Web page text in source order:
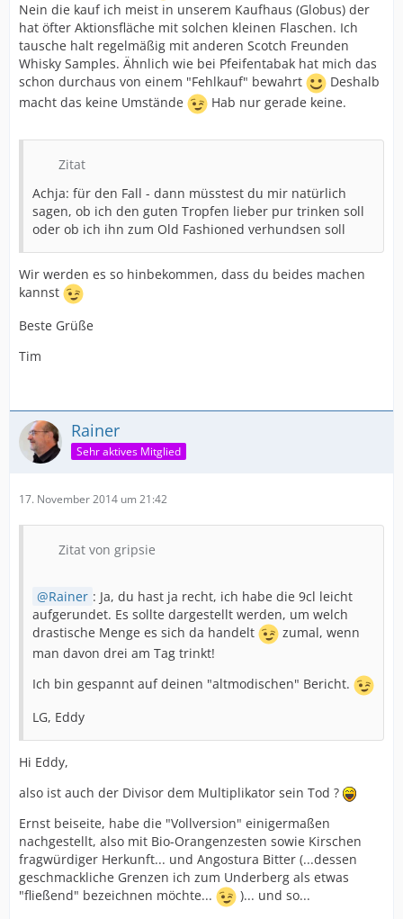
Nein die kauf ich meist in unserem Kaufhaus (Globus) der
hat öfter Aktionsfläche mit solchen kleinen Flaschen. Ich
tausche halt regelmäßig mit anderen Scotch Freunden
Whisky Samples. Ähnlich wie bei Pfeifentabak hat mich das
schon durchaus von einem "Fehlkauf" bewahrt
Deshalb
macht das keine Umstände
Hab nur gerade keine.
Zitat
Achja: für den Fall - dann müsstest du mir natürlich
sagen, ob ich den guten Tropfen lieber pur trinken soll
oder ob ich ihn zum Old Fashioned verhundsen soll
Wir werden es so hinbekommen, dass du beides machen
kannst
Beste Grüße
Tim
Rainer
Sehr aktives Mitglied
17. November 2014 um 21:42
Zitat von gripsie
Rainer : Ja, du hast ja recht, ich habe die 9cl leicht
aufgerundet. Es sollte dargestellt werden, um welch
drastische Menge es sich da handelt
zumal, wenn
man davon drei am Tag trinkt!
Ich bin gespannt auf deinen "altmodischen" Bericht.
LG, Eddy
Hi Eddy,
also ist auch der Divisor dem Multiplikator sein Tod ?
Ernst beiseite, habe die "Vollversion" einigermaßen
nachgestellt, also mit Bio-Orangenzesten sowie Kirschen
fragwürdiger Herkunft... und Angostura Bitter (...dessen
geschmackliche Grenzen ich zum Underberg als etwas
"fließend" bezeichnen möchte...
)... und so...